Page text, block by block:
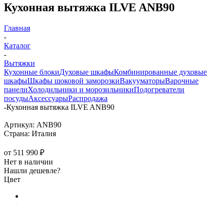
Кухонная вытяжка ILVE ANB90
Главная
-
Каталог
-
Вытяжки
Кухонные блокиДуховые шкафыКомбинированные духовые
шкафыШкафы шоковой заморозкиВакууматорыВарочные
панелиХолодильники и морозильникиПодогреватели
посудыАксессуарыРаспродажа
-Кухонная вытяжка ILVE ANB90
Артикул: ANB90
Страна: Италия
от 511 990 ₽
Нет в наличии
Нашли дешевле?
Цвет